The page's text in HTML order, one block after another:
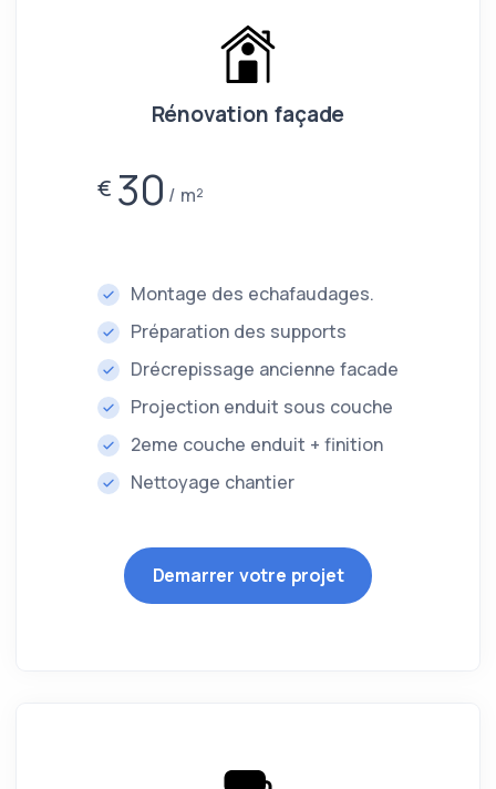
Rénovation façade
€ 30 m²
Montage des echafaudages.
Préparation des supports
Drécrepissage ancienne facade
Projection enduit sous couche
2eme couche enduit + finition
Nettoyage chantier
Demarrer votre projet